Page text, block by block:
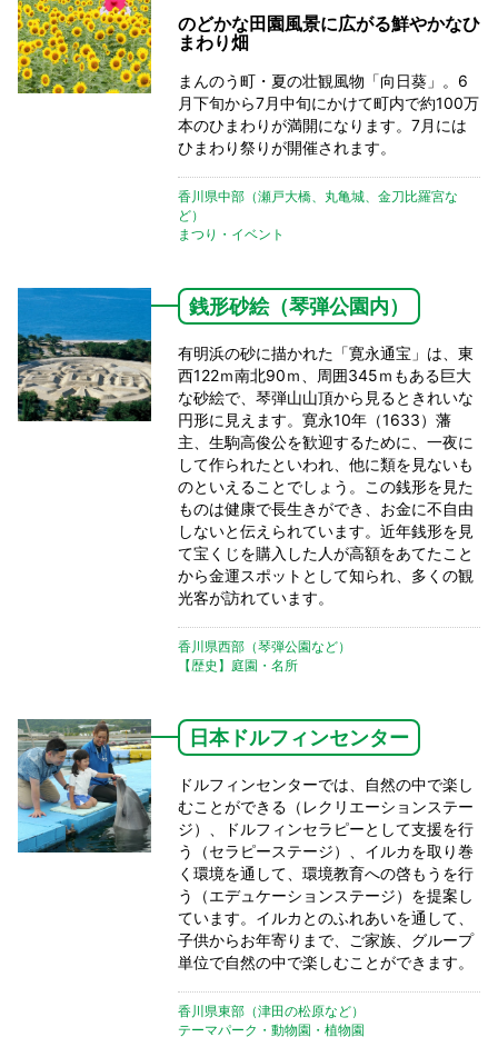
のどかな田園風景に広がる鮮やかなひ
まわり畑
まんのう町・夏の壮観風物「向日葵」。6
月下旬から7月中旬にかけて町内で約100万
本のひまわりが満開になります。7月には
ひまわり祭りが開催されます。
香川県中部（瀬戸大橋、丸亀城、金刀比羅宮な
ど）
まつり・イベント
銭形砂絵（琴弾公園内）
有明浜の砂に描かれた「寛永通宝」は、東
西122ｍ南北90ｍ、周囲345ｍもある巨大
な砂絵で、琴弾山山頂から見るときれいな
円形に見えます。寛永10年（1633）藩
主、生駒高俊公を歓迎するために、一夜に
して作られたといわれ、他に類を見ないも
のといえることでしょう。この銭形を見た
ものは健康で長生きができ、お金に不自由
しないと伝えられています。近年銭形を見
て宝くじを購入した人が高額をあてたこと
から金運スポットとして知られ、多くの観
光客が訪れています。
香川県西部（琴弾公園など）
【歴史】庭園・名所
日本ドルフィンセンター
ドルフィンセンターでは、自然の中で楽し
むことができる（レクリエーションステー
ジ）、ドルフィンセラピーとして支援を行
う（セラピーステージ）、イルカを取り巻
く環境を通して、環境教育への啓もうを行
う（エデュケーションステージ）を提案し
ています。イルカとのふれあいを通して、
子供からお年寄りまで、ご家族、グループ
単位で自然の中で楽しむことができます。
香川県東部（津田の松原など）
テーマパーク・動物園・植物園